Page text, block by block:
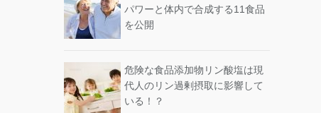
パワーと体内で合成する11食品
を公開
危険な食品添加物リン酸塩は現
代人のリン過剰摂取に影響して
いる！？